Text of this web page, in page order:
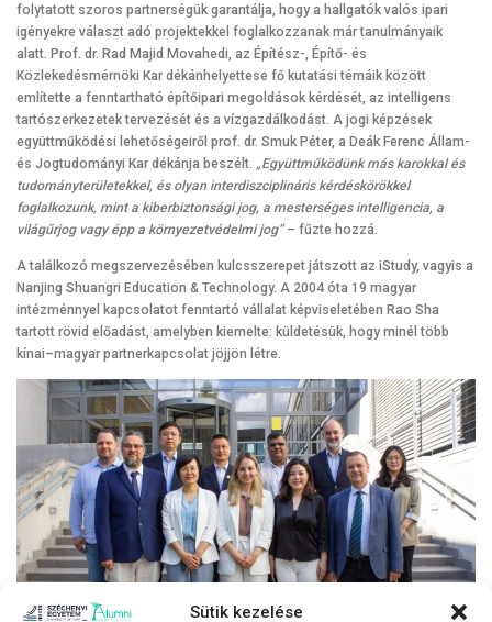
Sütik kezelése
folytatott szoros partnerségük garantálja, hogy a hallgatók valós ipari
igényekre választ adó projektekkel foglalkozzanak már tanulmányaik
alatt. Prof. dr. Rad Majid Movahedi, az Építész-, Építő- és
Közlekedésmérnöki Kar dékánhelyettese fő kutatási témáik között
említette a fenntartható építőipari megoldások kérdését, az intelligens
tartószerkezetek tervezését és a vízgazdálkodást. A jogi képzések
együttműködési lehetőségeiről prof. dr. Smuk Péter, a Deák Ferenc Állam-
és Jogtudományi Kar dékánja beszélt. „Együttműködünk más karokkal és
tudományterületekkel, és olyan interdiszciplináris kérdéskörökkel
foglalkozunk, mint a kiberbiztonsági jog, a mesterséges intelligencia, a
világűrjog vagy épp a környezetvédelmi jog”– fűzte hozzá.
A találkozó megszervezésében kulcsszerepet játszott az iStudy, vagyis a
Nanjing Shuangri Education & Technology. A 2004 óta 19 magyar
intézménnyel kapcsolatot fenntartó vállalat képviseletében Rao Sha
tartott rövid előadást, amelyben kiemelte: küldetésük, hogy minél több
kínai–magyar partnerkapcsolat jöjjön létre.